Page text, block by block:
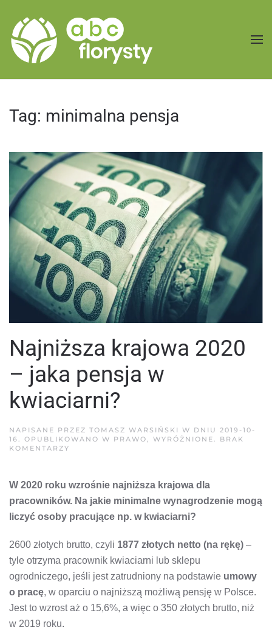
Przejdź do treści głównej
Tag: minimalna pensja
Najniższa krajowa 2020
– jaka pensja w
kwiaciarni?
NAPISANE PRZEZ TOMASZ WARSIŃSKI W DNIU 2019-10-
16
. OPUBLIKOWANO W PRAWO WYRÓŻNIONE
BRAK
KOMENTARZY
–
PENSJA
KWIACIARNI?
W 2020 roku wzrośnie najniższa krajowa dla
pracowników. Na jakie minimalne wynagrodzenie mogą
liczyć osoby pracujące np. w kwiaciarni?
2600 złotych brutto, czyli 1877 złotych netto (na rękę) –
tyle otrzyma pracownik kwiaciarni lub sklepu
ogrodniczego, jeśli jest zatrudniony na podstawie umowy
o pracę, w oparciu o najniższą możliwą pensję w Polsce.
Jest to wzrost aż o 15,6%, a więc o 350 złotych brutto, niż
w 2019 roku.